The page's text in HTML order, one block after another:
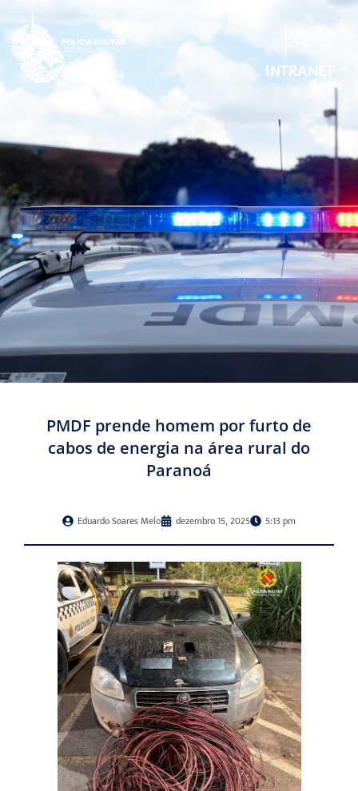
INTRANET
PMDF prende homem por furto de
cabos de energia na área rural do
Paranoá
Eduardo Soares Melo dezembro 15, 2025 5:13 pm